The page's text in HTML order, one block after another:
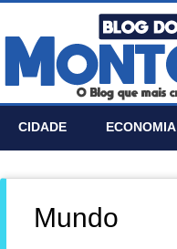
CIDADE ECONOMIA
Mundo